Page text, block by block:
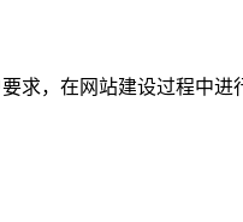
求，在网站建设过程中